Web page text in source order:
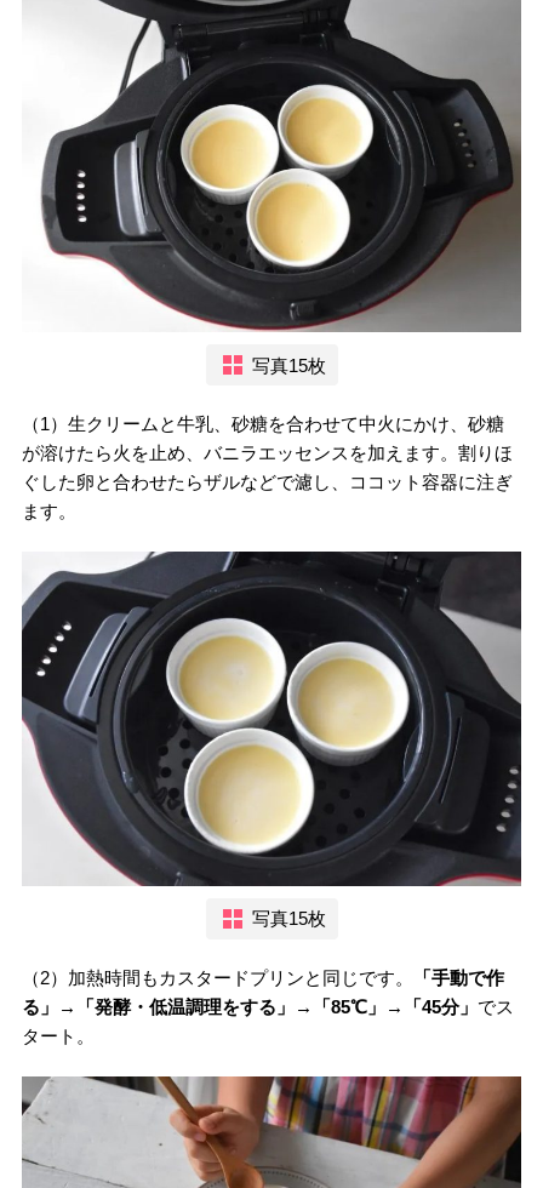
写真15枚
（1）生クリームと牛乳、砂糖を合わせて中火にかけ、砂糖
が溶けたら火を止め、バニラエッセンスを加えます。割りほ
ぐした卵と合わせたらザルなどで濾し、ココット容器に注ぎ
ます。
写真15枚
（2）加熱時間もカスタードプリンと同じです。
「手動で作
る」→「発酵・低温調理をする」→「85℃」→「45分」 でス
タート。